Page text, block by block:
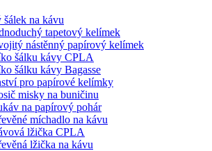
šálek na kávu
tapetový kelímek
nástěnný papírový kelímek
šálku kávy CPLA
šálku kávy Bagasse
pro papírové kelímky
misky na buničinu
na papírový pohár
míchadlo na kávu
lžička CPLA
lžička na kávu